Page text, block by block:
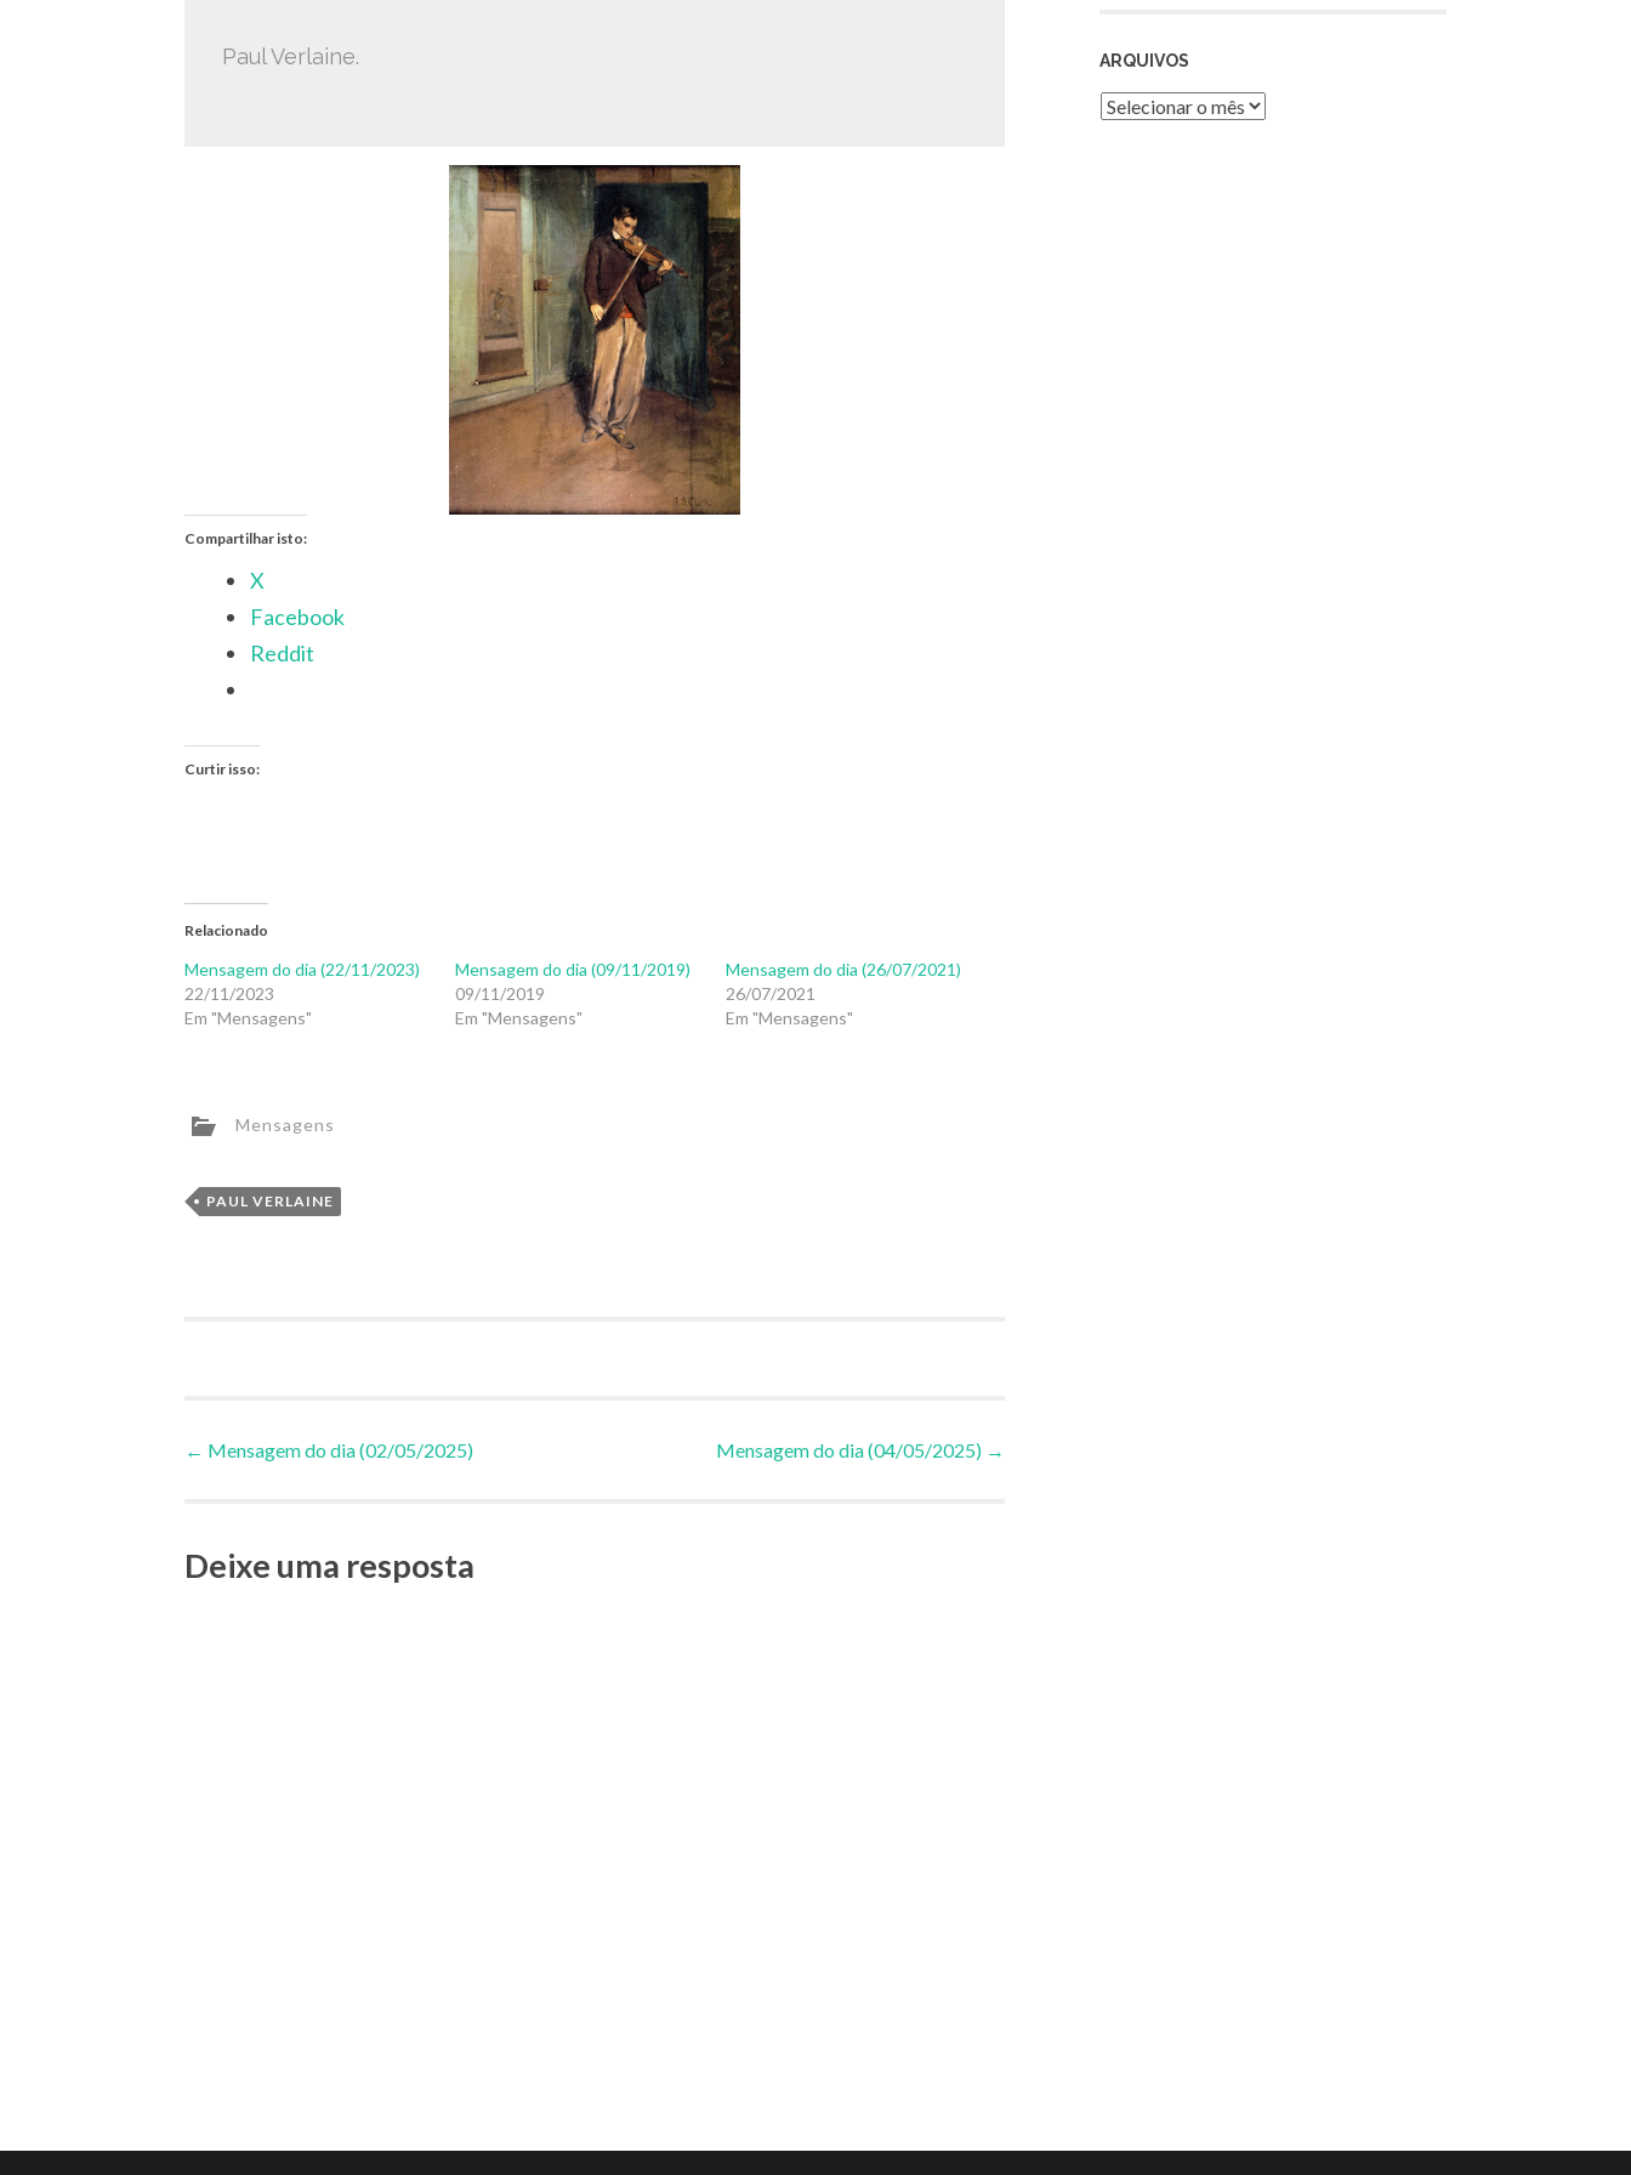
Paul Verlaine.
Compartilhar isto:
X
Facebook
Reddit
Curtir isso:
Relacionado
Mensagem do dia (22/11/2023)
22/11/2023
Em "Mensagens"
Mensagem do dia (09/11/2019)
09/11/2019
Em "Mensagens"
Mensagem do dia (26/07/2021)
26/07/2021
Em "Mensagens"
Mensagens
PAUL VERLAINE
Navegação
Posts
← Mensagem do dia (02/05/2025) Mensagem do dia (04/05/2025) →
Deixe uma resposta
ARQUIVOS
Arquivos